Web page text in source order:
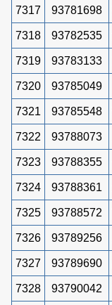
7317 93781698
7318 93782535
7319 93783133
7320 93785049
7321 93785548
7322 93788073
7323 93788355
7324 93788361
7325 93788572
7326 93789256
7327 93789690
7328 93790042